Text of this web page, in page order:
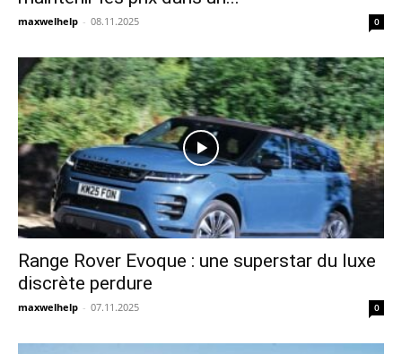
maxwelhelp - 08.11.2025 0
Range Rover Evoque : une superstar du luxe
discrète perdure
maxwelhelp - 07.11.2025 0